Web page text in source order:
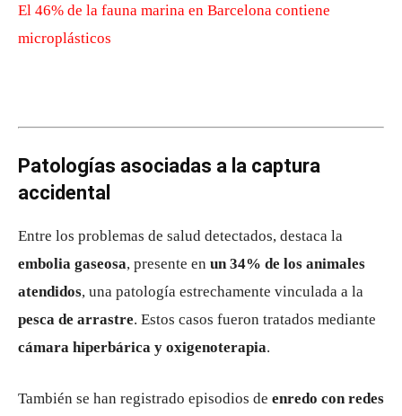
El 46% de la fauna marina en Barcelona contiene
microplásticos
Patologías asociadas a la captura
accidental
Entre los problemas de salud detectados, destaca la
embolia gaseosa, presente en un 34% de los animales
atendidos, una patología estrechamente vinculada a la
pesca de arrastre. Estos casos fueron tratados mediante
cámara hiperbárica y oxigenoterapia.
También se han registrado episodios de enredo con redes